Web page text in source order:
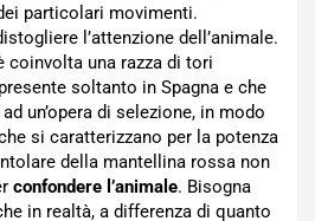
particolari movimenti.
l’attenzione dell’animale.
coinvolta una razza di tori
soltanto in Spagna e che
un’opera di selezione, in modo
si caratterizzano per la potenza
della mantellina rossa non
confondere l’animale. Bisogna
in realtà, a differenza di quanto